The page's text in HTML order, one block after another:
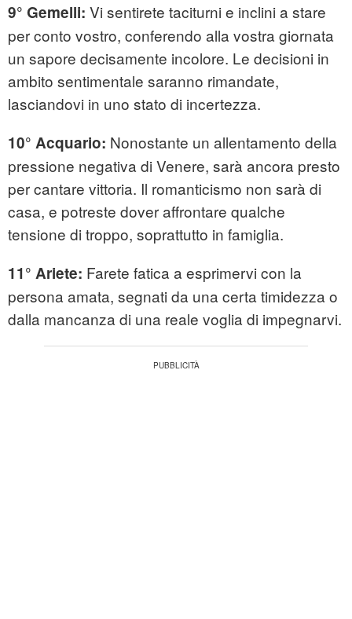
9° Gemelli: Vi sentirete taciturni e inclini a stare
per conto vostro, conferendo alla vostra giornata
un sapore decisamente incolore. Le decisioni in
ambito sentimentale saranno rimandate,
lasciandovi in uno stato di incertezza.
10° Acquario: Nonostante un allentamento della
pressione negativa di Venere, sarà ancora presto
per cantare vittoria. Il romanticismo non sarà di
casa, e potreste dover affrontare qualche
tensione di troppo, soprattutto in famiglia.
11° Ariete: Farete fatica a esprimervi con la
persona amata, segnati da una certa timidezza o
dalla mancanza di una reale voglia di impegnarvi.